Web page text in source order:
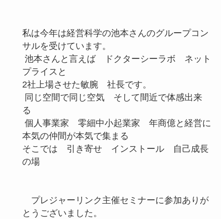
私は今年は経営科学の池本さんのグループコン
サルを受けています。
池本さんと言えば ドクターシーラボ ネット
プライスと
2社上場させた敏腕 社長です。
同じ空間で同じ空気 そして間近で体感出来
る
個人事業家 零細中小起業家 年商億と経営に
本気の仲間が本気で集まる
そこでは 引き寄せ インストール 自己成長
の場
プレジャーリンク主催セミナーに参加ありが
とうございました。